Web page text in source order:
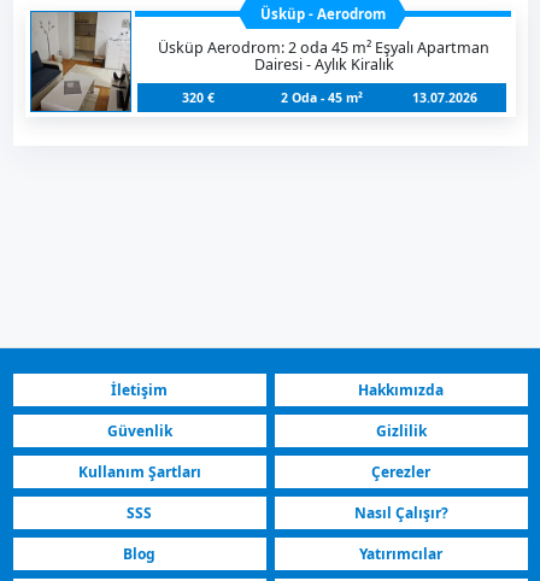
Üsküp - Aerodrom
Üsküp Aerodrom: 2 oda 45 m² Eşyalı Apartman
Dairesi - Aylık Kiralık
320 € 2 Oda - 45 m² 13.07.2026
İletişim
Hakkımızda
Güvenlik
Gizlilik
Kullanım Şartları
Çerezler
SSS
Nasıl Çalışır?
Blog
Yatırımcılar